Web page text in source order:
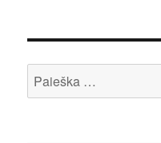
Ieškoti: